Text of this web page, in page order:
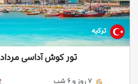
ترکیه
تور کوش آداسی مرداد 1405